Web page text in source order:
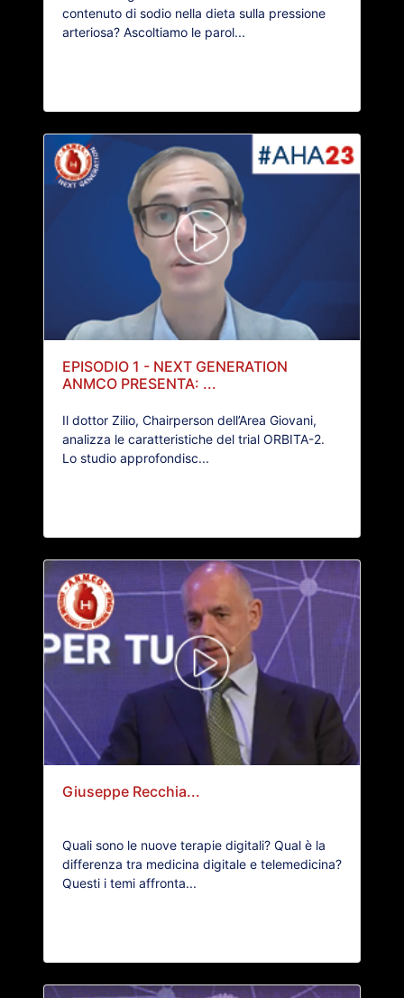
contenuto di sodio nella dieta sulla pressione
arteriosa? Ascoltiamo le parol...
EPISODIO 1 - NEXT GENERATION
ANMCO PRESENTA: ...
Il dottor Zilio, Chairperson dell’Area Giovani,
analizza le caratteristiche del trial ORBITA-2.
Lo studio approfondisc...
Giuseppe Recchia...
Quali sono le nuove terapie digitali? Qual è la
differenza tra medicina digitale e telemedicina?
Questi i temi affronta...